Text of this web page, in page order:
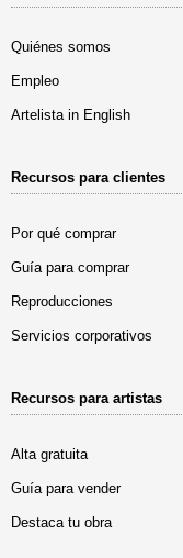
Quiénes somos
Empleo
Artelista in English
Recursos para clientes
Por qué comprar
Guía para comprar
Reproducciones
Servicios corporativos
Recursos para artistas
Alta gratuita
Guía para vender
Destaca tu obra